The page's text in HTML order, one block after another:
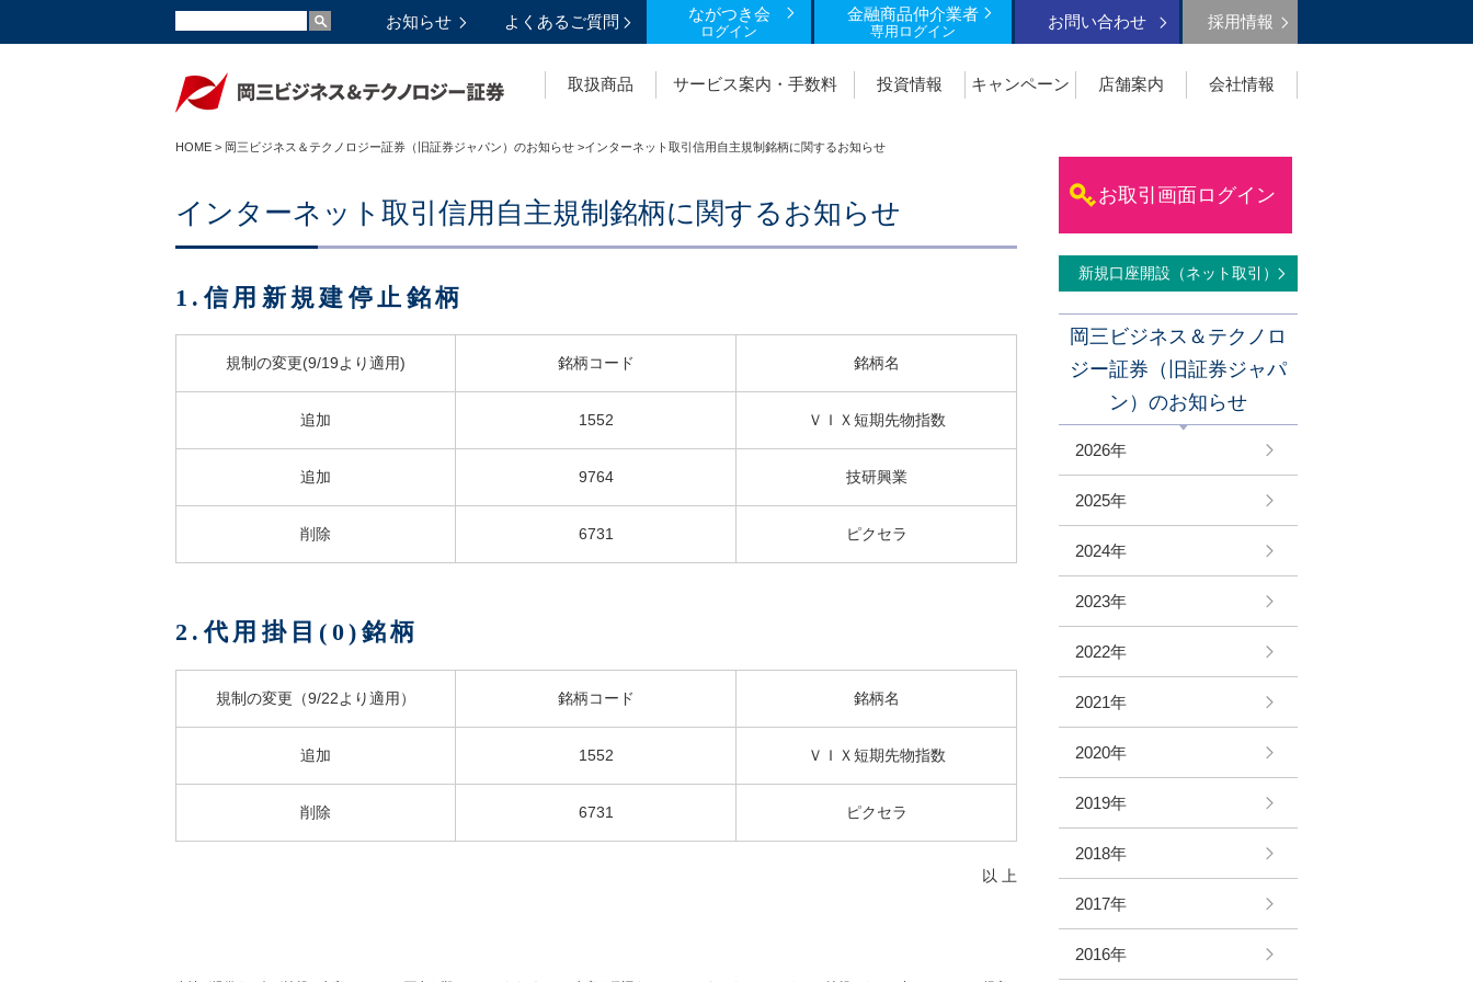
お知らせ よくあるご質問 ながつき会
ログイン
金融商品仲介業者
専用ログイン
お問い合わせ 採用情報
取扱商品 サービス案内・手数料 投資情報 キャンペーン 店舗案内 会社情報
HOME > 岡三ビジネス＆テクノロジー証券（旧証券ジャパン）のお知らせ >インターネット取引信用自主規制銘柄に関するお知らせ
インターネット取引信用自主規制銘柄に関するお知らせ
1.信用新規建停止銘柄
規制の変更(9/19より適用) 銘柄コード 銘柄名
追加 1552 ＶＩＸ短期先物指数
追加 9764 技研興業
削除 6731 ピクセラ
2.代用掛目(0)銘柄
規制の変更（9/22より適用） 銘柄コード 銘柄名
追加 1552 ＶＩＸ短期先物指数
削除 6731 ピクセラ
以 上
お取引画面ログイン
新規口座開設（ネット取引）
岡三ビジネス＆テクノロ
ジー証券（旧証券ジャパ
ン）のお知らせ
2026年
2025年
2024年
2023年
2022年
2021年
2020年
2019年
2018年
2017年
2016年